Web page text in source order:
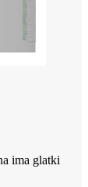
ima glatki